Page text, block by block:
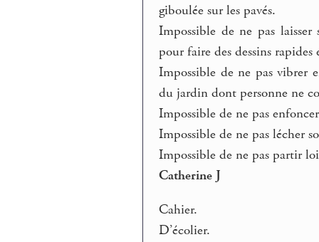
giboulée sur les pavés.
Impossible de ne pas
pour faire des dessins
Impossible de ne pas vibrer
du jardin dont personne ne
Impossible de ne pas
Impossible de ne pas lécher
Impossible de ne pas partir
Catherine J
Cahier.
D’écolier.